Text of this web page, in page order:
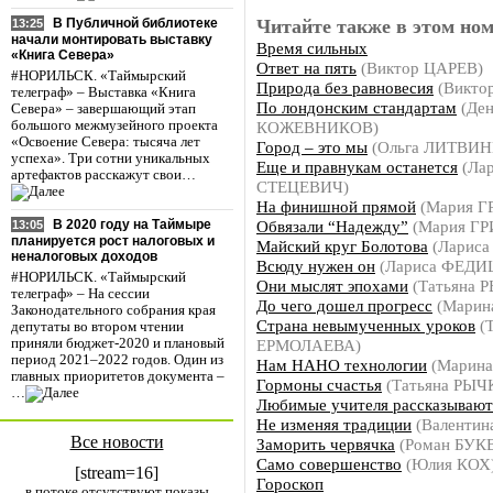
13:25
В Публичной библиотеке
начали монтировать выставку
«Книга Севера»
#НОРИЛЬСК. «Таймырский
телеграф» – Выставка «Книга
Севера» – завершающий этап
большого межмузейного проекта
«Освоение Севера: тысяча лет
успеха». Три сотни уникальных
артефактов расскажут свои…
13:05
В 2020 году на Таймыре
планируется рост налоговых и
неналоговых доходов
#НОРИЛЬСК. «Таймырский
телеграф» – На сессии
Законодательного собрания края
депутаты во втором чтении
приняли бюджет-2020 и плановый
период 2021–2022 годов. Один из
главных приоритетов документа –
…
Все новости
[stream=16]
Читайте также в этом
Время сильных
Ответ на пять (Виктор ЦАРЕВ)
Природа без равновесия
По лондонским стандартам
КОЖЕВНИКОВ)
Город – это мы (Ольга
Еще и правнукам останется
СТЕЦЕВИЧ)
На финишной прямой (Мария
Обвязали “Надежду” (Мария
Майский круг Болотова
Всюду нужен он (Лариса
Они мыслят эпохами (Татьяна
До чего дошел прогресс
Страна невымученных уроков
ЕРМОЛАЕВА)
Нам НАНО технологии
Гормоны счастья (Татьяна
Любимые учителя
Не изменяя традиции
Заморить червячка (Роман
Само совершенство (Юлия
Гороскоп